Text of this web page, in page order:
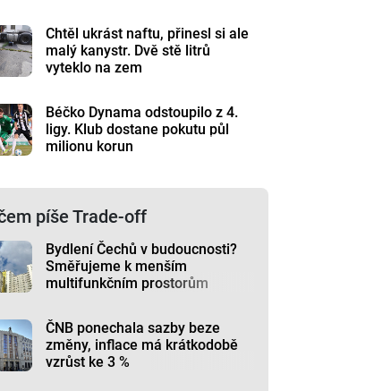
Chtěl ukrást naftu, přinesl si ale
malý kanystr. Dvě stě litrů
vyteklo na zem
Béčko Dynama odstoupilo z 4.
ligy. Klub dostane pokutu půl
milionu korun
píše Trade-off
Bydlení Čechů v budoucnosti?
Směřujeme k menším
multifunkčním prostorům
ČNB ponechala sazby beze
změny, inflace má krátkodobě
vzrůst ke 3 %